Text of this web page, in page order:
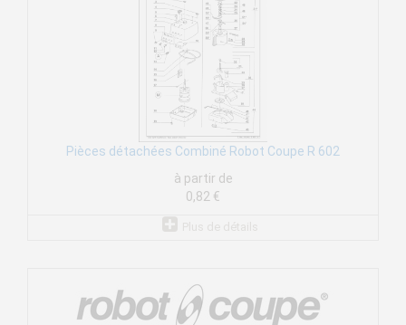
Pièces détachées Combiné Robot Coupe R 602
à partir de
0,82 €